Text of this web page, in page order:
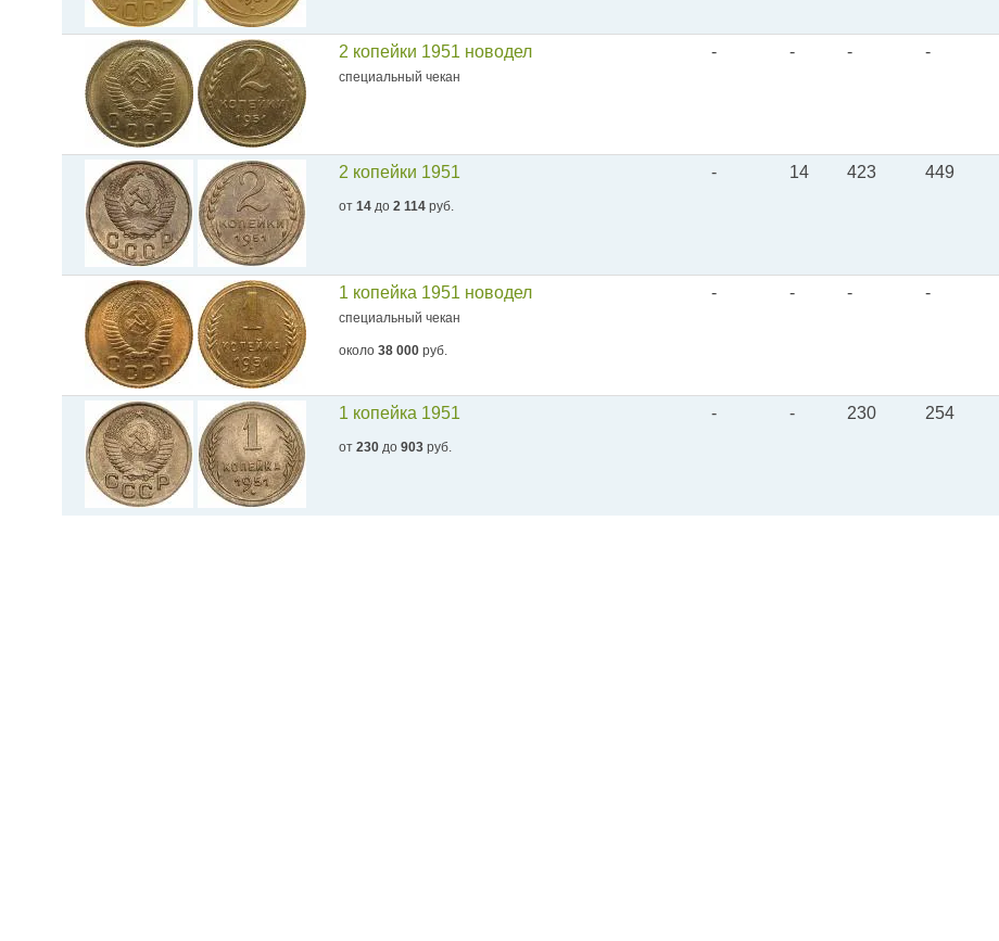
2 копейки 1951 новодел
специальный чекан
- - - -
2 копейки 1951
от 14 до 2 114 руб.
- 14 423 449
1 копейка 1951 новодел
специальный чекан
около 38 000 руб.
- - - -
1 копейка 1951
от 230 до 903 руб.
- - 230 254